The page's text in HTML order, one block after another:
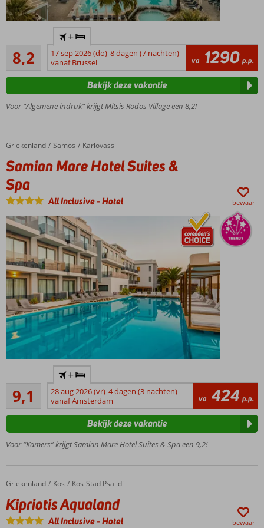
Fantastisch
familiehotel
met
prachtig
uitzicht op
Loop
zo het
strand
6 à-la-
carterestaurants
splash park
en
De 24h
All
Inclusive
ervaring!
8,2
Zeer goed
161
beoordelingen
+
17 sep 2026 (do) 8 dagen (7 nachten)
vanaf Brussel
va 1290 p.p.
Voor “Algemene indruk” krijgt Mitsis Rodos Village een 8,2!
Bekijk deze vakantie
Home
Griekenland Samos Karlovassi
Samian Mare Hotel Suites & Spa
Samian Mare Hotel Suites &
Spa
All Inclusive-Hotel bewaar
meter
van
het
Easy going &
superrelaxte
sfeer
comfortabele
kamers
Op basis
9,1
Uitstekend
379
beoordelingen
+
28 aug 2026 (vr) 4 dagen (3 nachten)
vanaf Amsterdam
va 424 p.p.
Voor “Kamers” krijgt Samian Mare Hotel Suites & Spa een 9,2!
Bekijk deze vakantie
Home
Griekenland Kos Kos-Stad Psalidi
Kipriotis Aqualand
Kipriotis Aqualand
All Inclusive-Hotel bewaar